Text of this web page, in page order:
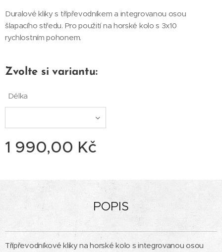
Duralové kliky s třípřevodníkem a integrovanou osou
šlapacího středu. Pro použití na horské kolo s 3x10
rychlostním pohonem.
Zvolte si variantu:
Délka
1 990,00 Kč
POPIS
Třípřevodníkové kliky na horské kolo s integrovanou osou